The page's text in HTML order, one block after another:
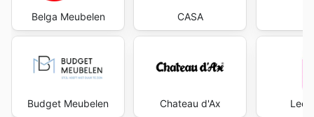
Belga Meubelen
Budget Meubelen
CASA
Chateau d'Ax